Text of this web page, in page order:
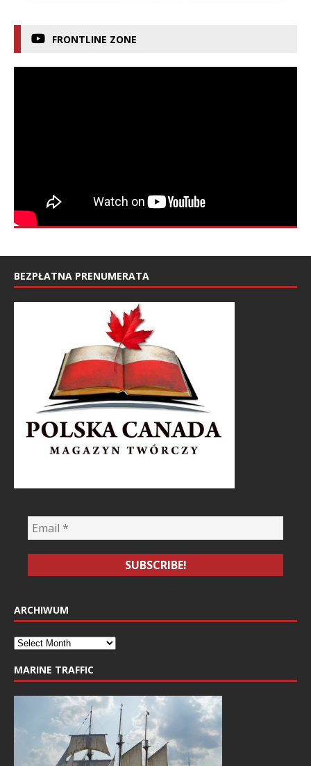
FRONTLINE ZONE
BEZPŁATNA PRENUMERATA
ARCHIWUM
MARINE TRAFFIC